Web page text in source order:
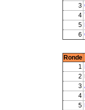
3
4
5
6
Ronde
1
2
3
4
5